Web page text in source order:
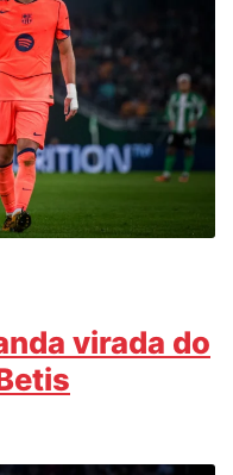
virada do